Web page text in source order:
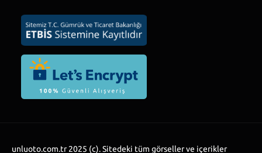
unluoto.com.tr 2025 (c). Sitedeki tüm görseller ve içerikler